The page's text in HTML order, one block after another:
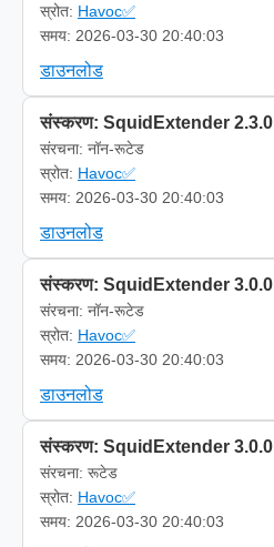
स्रोत: Havoc✅
समय: 2026-03-30 20:40:03
डाउनलोड
संस्करण: SquidExtender 2.3.0
संरचना: नॉन-रूटेड
स्रोत: Havoc✅
समय: 2026-03-30 20:40:03
डाउनलोड
संस्करण: SquidExtender 3.0.0
संरचना: नॉन-रूटेड
स्रोत: Havoc✅
समय: 2026-03-30 20:40:03
डाउनलोड
संस्करण: SquidExtender 3.0.0
संरचना: रूटेड
स्रोत: Havoc✅
समय: 2026-03-30 20:40:03